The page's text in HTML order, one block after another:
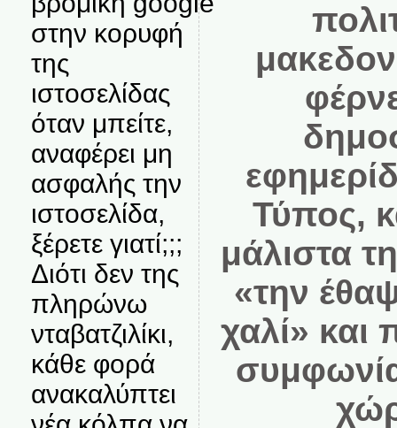
στην κορυφή
της
ιστοσελίδας
όταν μπείτε,
αναφέρει μη
ασφαλής την
ιστοσελίδα,
ξέρετε γιατί;;;
Διότι δεν της
πληρώνω
νταβατζιλίκι,
κάθε φορά
ανακαλύπτει
Τύπος,
μάλιστα
«την
χαλί»